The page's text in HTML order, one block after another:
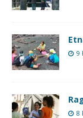
9
8